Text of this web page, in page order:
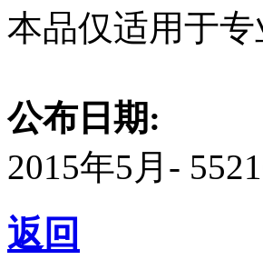
本品仅适用于专
公布日期:
2015年5月-
返回